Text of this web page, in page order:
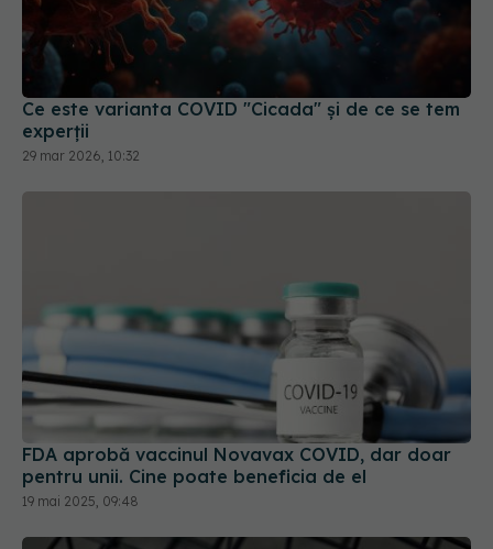
Ce este varianta COVID "Cicada" și de ce se tem
experții
29 mar 2026, 10:32
FDA aprobă vaccinul Novavax COVID, dar doar
pentru unii. Cine poate beneficia de el
19 mai 2025, 09:48